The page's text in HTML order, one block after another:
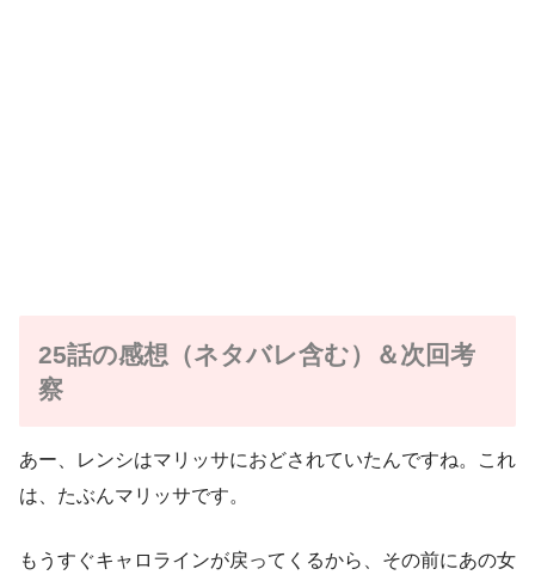
25話の感想（ネタバレ含む）＆次回考
察
あー、レンシはマリッサにおどされていたんですね。これ
は、たぶんマリッサです。
もうすぐキャロラインが戻ってくるから、その前にあの女